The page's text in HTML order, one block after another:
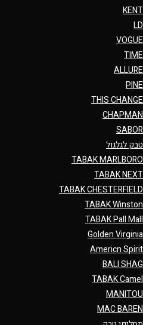
KENT
LD
VOGUE
TIME
ALLURE
PINE
THIS CHANGE
CHAPMAN
SABOR
טבק לגלגול
TABAK MARLBORO
TABAK NEXT
TABAK CHESTERFIELD
TABAK Winston
TABAK Pall Mall
Golden Virginia
Americn Spirit
BALI SHAG
TABAK Camel
MANITOU
MAC BAREN